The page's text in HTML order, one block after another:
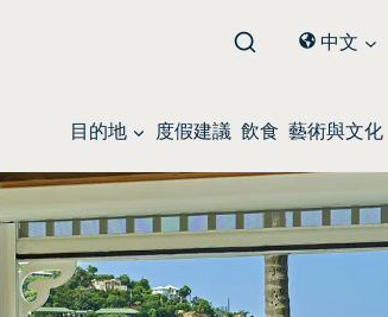
中文
目的地 度假建議 飲食 藝術與文化